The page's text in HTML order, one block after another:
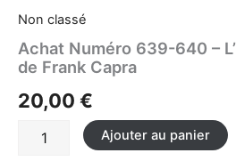
Non classé
Achat Numéro 639-640 –
de Frank Capra
20,00 €
L'homme
de
la
de
Frank
Capra
Ajouter au panier